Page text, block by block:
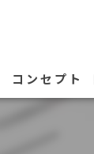
コンセプト